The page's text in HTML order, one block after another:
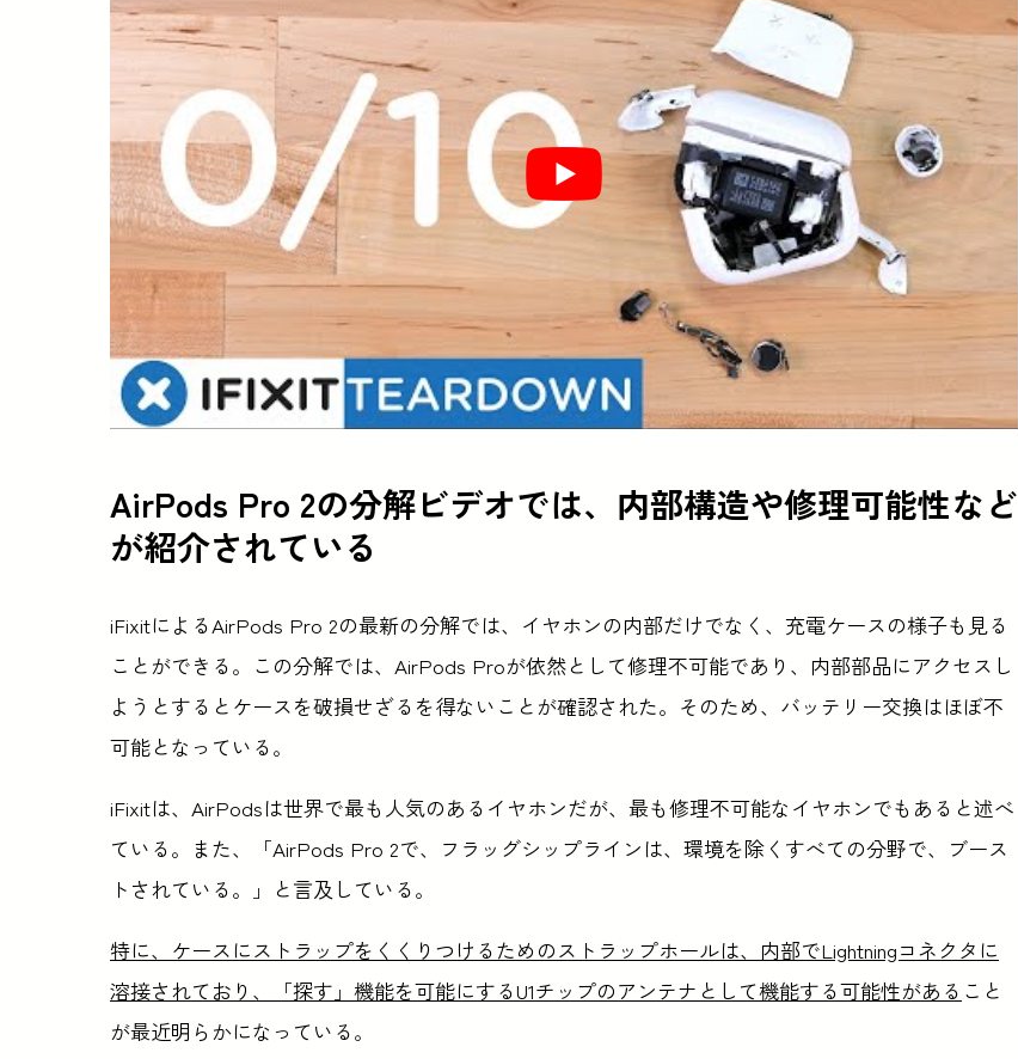
AirPods Pro 2の分解ビデオでは、内部構造や修理可能性など
が紹介されている
iFixitによるAirPods Pro 2の最新の分解では、イヤホンの内部だけでなく、充電ケースの様子も見る
ことができる。この分解では、AirPods Proが依然として修理不可能であり、内部部品にアクセスし
ようとするとケースを破損せざるを得ないことが確認された。そのため、バッテリー交換はほぼ不
可能となっている。
iFixitは、AirPodsは世界で最も人気のあるイヤホンだが、最も修理不可能なイヤホンでもあると述べ
ている。また、「AirPods Pro 2で、フラッグシップラインは、環境を除くすべての分野で、ブース
トされている。」と言及している。
特に、ケースにストラップをくくりつけるためのストラップホールは、内部でLightningコネクタに
溶接されており、「探す」機能を可能にするU1チップのアンテナとして機能する可能性がある こと
が最近明らかになっている。